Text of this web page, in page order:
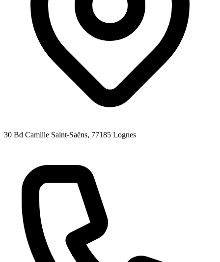
30 Bd Camille Saint-Saëns, 77185 Lognes